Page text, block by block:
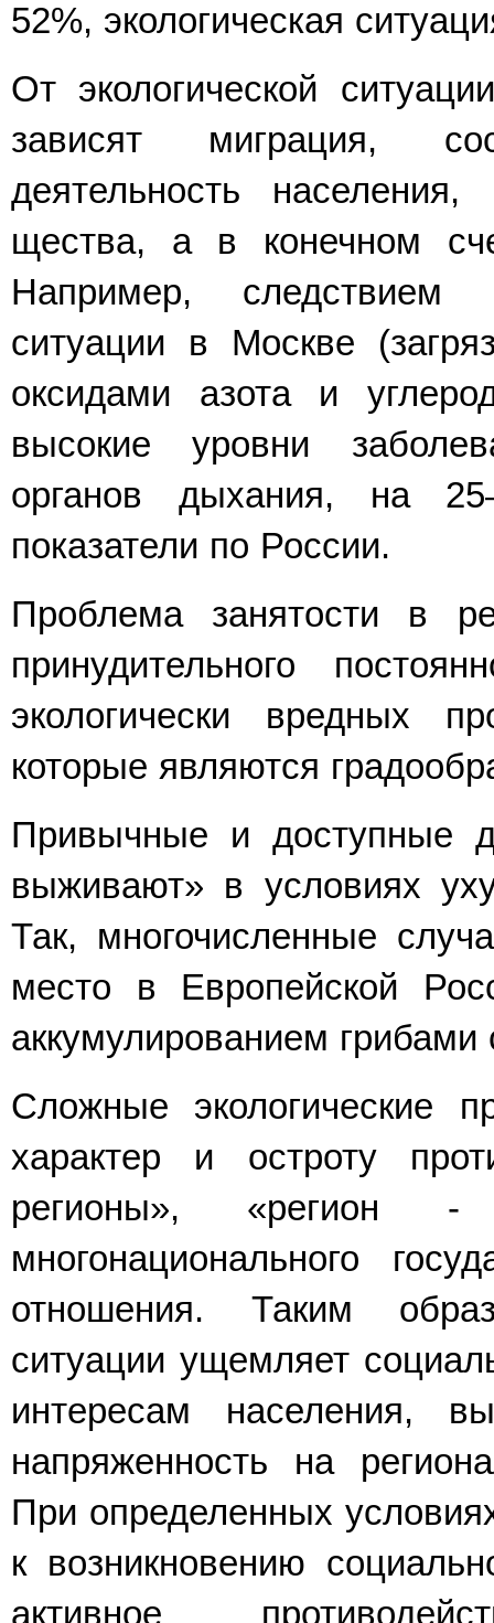
52%, экологическая
От экологической
зависят миграция,
деятельность
щества, а в конечном
Например, следствием
ситуации в Москве
оксидами азота и
высокие уровни
органов дыхания, на
показатели по России.
Проблема занятости в
принудительного
экологически вредных
которые являются
Привычные и доступные
выживают» в условиях
Так, многочисленные
место в Европейской
аккумулированием
Сложные экологические
характер и остроту
регионы», «регион
многонационального
отношения. Таким
ситуации ущемляет
ин­тересам населения,
напряженность на
При определенных
к возникновению
активное